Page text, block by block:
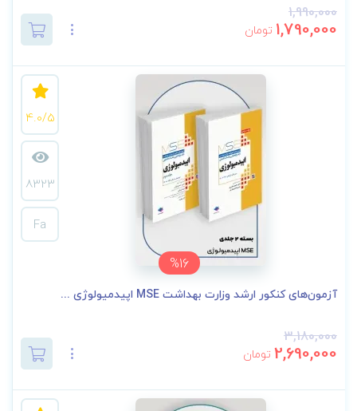
1,990,000
1,790,000 تومان
%16
4.0/5
8323
Fa
آزمون‌های کنکور ارشد وزارت بهداشت MSE اپیدمیولوژی ...
3,180,000
2,690,000 تومان